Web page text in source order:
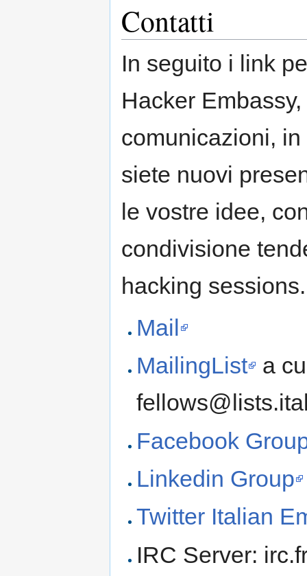
Contatti
In seguito i link
Hacker
comunicazioni,
siete nuovi
le vostre idee,
condivisione
hacking sessions.
Mail
MailingList a
Facebook
Linkedin Group
Twitter Italian
IRC Server: